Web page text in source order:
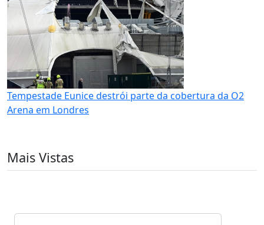
Tempestade Eunice destrói parte da cobertura da O2
Arena em Londres
Mais Vistas